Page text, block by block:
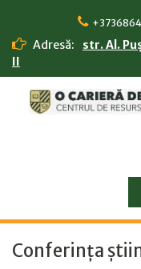
contentAdresă:
str. Al.
II
Conferința